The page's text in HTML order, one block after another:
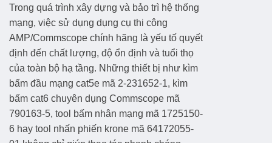
Trong quá trình xây dựng và bảo trì hệ thống
mạng, việc sử dụng dụng cụ thi công
AMP/Commscope chính hãng là yếu tố quyết
định đến chất lượng, độ ổn định và tuổi thọ
của toàn bộ hạ tầng. Những thiết bị như kìm
bấm đầu mạng cat5e mã 2-231652-1, kìm
bấm cat6 chuyên dụng Commscope mã
790163-5, tool bấm nhân mạng mã 1725150-
6 hay tool nhấn phiến krone mã 64172055-